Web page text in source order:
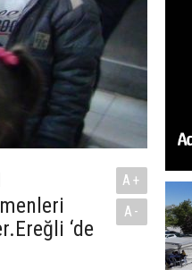
‘de
A+
A-